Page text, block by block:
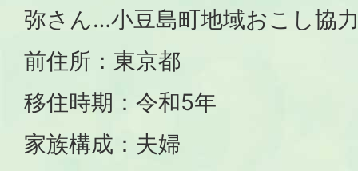
弥さん…小豆島町地域おこし協
前住所：東京都
移住時期：令和5年
家族構成：夫婦